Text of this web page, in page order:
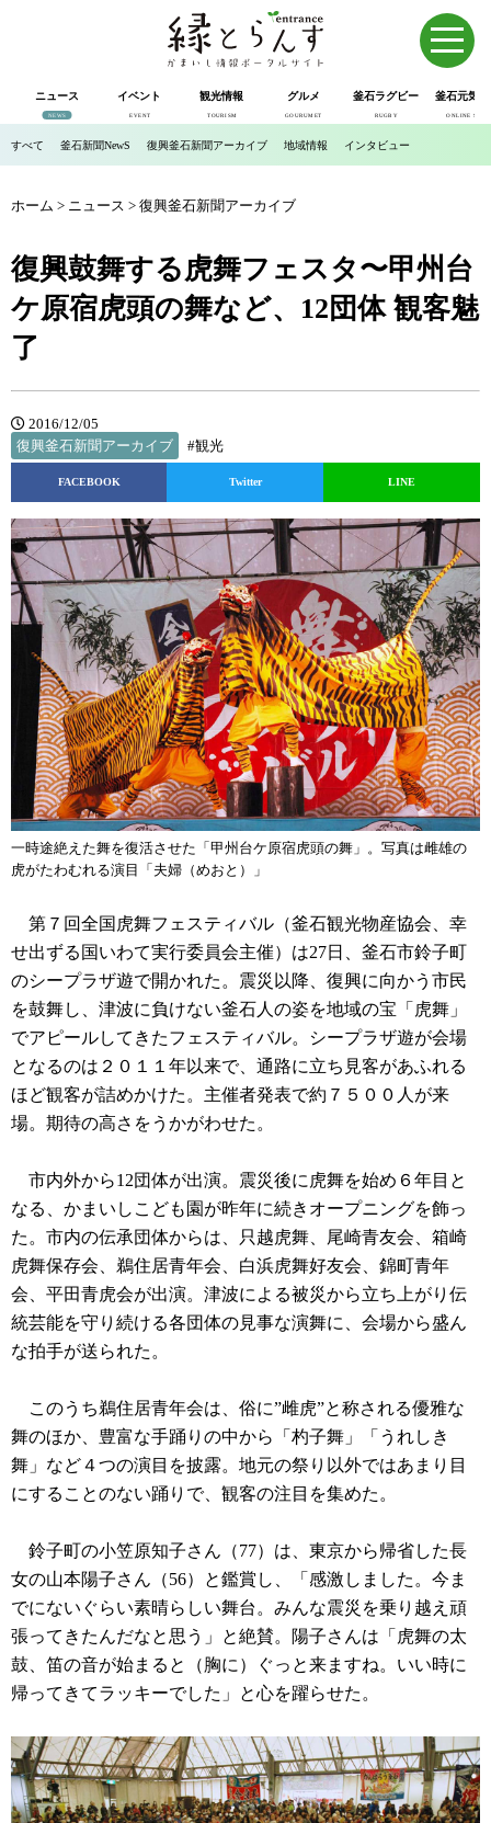
ニュース
NEWS
イベント
EVENT
観光情報
TOURISM
グルメ
GOURUMET
釜石ラグビー
RUGBY
釜石元気
ONLINE SHOP
すべて 釜石新聞NewS 復興釜石新聞アーカイブ 地域情報 インタビュー
ホーム > ニュース > 復興釜石新聞アーカイブ
復興鼓舞する虎舞フェスタ〜甲州台
ケ原宿虎頭の舞など、12団体 観客魅
了
2016/12/05
復興釜石新聞アーカイブ
#観光
FACEBOOK Twitter LINE
一時途絶えた舞を復活させた「甲州台ケ原宿虎頭の舞」。写真は雌雄の
虎がたわむれる演目「夫婦（めおと）」
第７回全国虎舞フェスティバル（釜石観光物産協会、幸
せ出ずる国いわて実行委員会主催）は27日、釜石市鈴子町
のシープラザ遊で開かれた。震災以降、復興に向かう市民
を鼓舞し、津波に負けない釜石人の姿を地域の宝「虎舞」
でアピールしてきたフェスティバル。シープラザ遊が会場
となるのは２０１１年以来で、通路に立ち見客があふれる
ほど観客が詰めかけた。主催者発表で約７５００人が来
場。期待の高さをうかがわせた。
市内外から12団体が出演。震災後に虎舞を始め６年目と
なる、かまいしこども園が昨年に続きオープニングを飾っ
た。市内の伝承団体からは、只越虎舞、尾崎青友会、箱崎
虎舞保存会、鵜住居青年会、白浜虎舞好友会、錦町青年
会、平田青虎会が出演。津波による被災から立ち上がり伝
統芸能を守り続ける各団体の見事な演舞に、会場から盛ん
な拍手が送られた。
このうち鵜住居青年会は、俗に”雌虎”と称される優雅な
舞のほか、豊富な手踊りの中から「杓子舞」「うれしき
舞」など４つの演目を披露。地元の祭り以外ではあまり目
にすることのない踊りで、観客の注目を集めた。
鈴子町の小笠原知子さん（77）は、東京から帰省した長
女の山本陽子さん（56）と鑑賞し、「感激しました。今ま
でにないぐらい素晴らしい舞台。みんな震災を乗り越え頑
張ってきたんだなと思う」と絶賛。陽子さんは「虎舞の太
鼓、笛の音が始まると（胸に）ぐっと来ますね。いい時に
帰ってきてラッキーでした」と心を躍らせた。